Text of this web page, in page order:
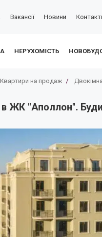
Вакансії Новини
НЕРУХОМІСТЬ
Квартири на продаж /
в ЖК "Аполлон".